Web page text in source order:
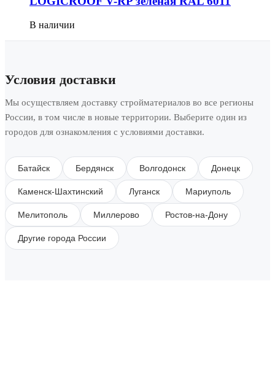
В наличии
Условия доставки
Мы осуществляем доставку стройматериалов во все регионы
России, в том числе в новые территории. Выберите один из
городов для ознакомления с условиями доставки.
Батайск Бердянск Волгодонск Донецк
Каменск-Шахтинский Луганск Мариуполь
Мелитополь Миллерово Ростов-на-Дону
Другие города России